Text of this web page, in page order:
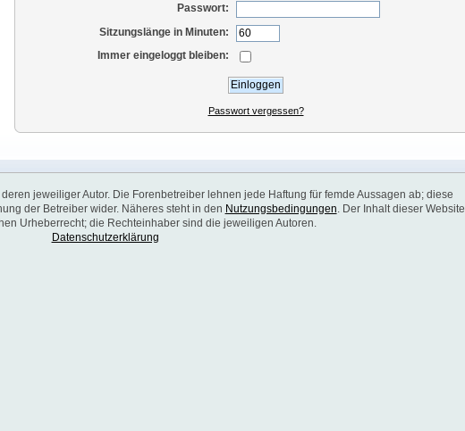
Passwort:
Sitzungslänge in Minuten:
Immer eingeloggt bleiben:
Passwort vergessen?
jeweiliger Autor. Die Forenbetreiber lehnen jede Haftung für femde Aussagen ab; diese
der Betreiber wider. Näheres steht in den Nutzungsbedingungen . Der Inhalt dieser Website
Urheberrecht; die Rechteinhaber sind die jeweiligen Autoren.
Datenschutzerklärung